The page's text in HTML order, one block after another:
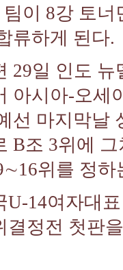
팀이 8강 토
류하게 된다.
29일 인도
아시아-오세
선 마지막날
B조 3위에
위를 정하
U-14여자대
결정전 첫판